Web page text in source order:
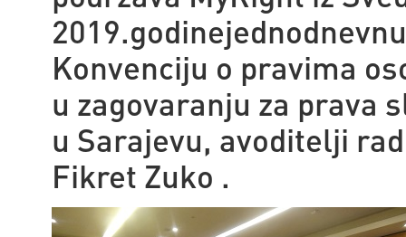
Konvenciju o pravima
u zagovaranju za prava
u Sarajevu, avoditelji
Fikret Zuko .